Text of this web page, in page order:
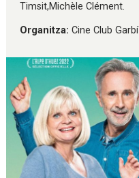
Timsit,Michèle Clément.
Organitza: Cine Club Garbí